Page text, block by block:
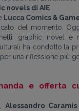
novels di AIE
Lucca Comics &
del momento.
graphic novel e
ha condotto la
una riflessione più
e offerta
Alessandro Caramis